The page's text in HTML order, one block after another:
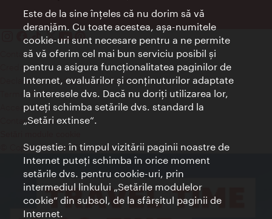
Contact
Credits
Declaraţie privind protecţia datelor
Terms of Use
Accesibilitate
Contact presa
© Copyright Wien Tourismus
Este de la sine înţeles că nu dorim să vă
deranjăm. Cu toate acestea, aşa-numitele
cookie-uri sunt necesare pentru a ne permite
să vă oferim cel mai bun serviciu posibil şi
pentru a asigura funcţionalitatea paginilor de
Internet, evaluărilor şi conţinuturilor adaptate
la interesele dvs. Dacă nu doriţi utilizarea lor,
puteţi schimba setările dvs. standard la
„Setări extinse“.
Sugestie: în timpul vizitării paginii noastre de
Internet puteţi schimba în orice moment
setările dvs. pentru cookie-uri, prin
intermediul linkului „Setările modulelor
cookie“ din subsol, de la sfârşitul paginii de
Internet.